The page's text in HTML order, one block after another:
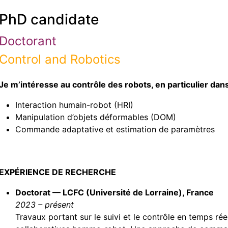
candidate
and Robotics
m’intéresse au contrôle des robots, en particulier
Interaction humain-robot (HRI)
Manipulation d’objets déformables (DOM)
Commande adaptative et estimation de paramètres
DE RECHERCHE
Doctorat — LCFC (Université de Lorraine), France
2023 – présent
Travaux portant sur le suivi et le contrôle en temps